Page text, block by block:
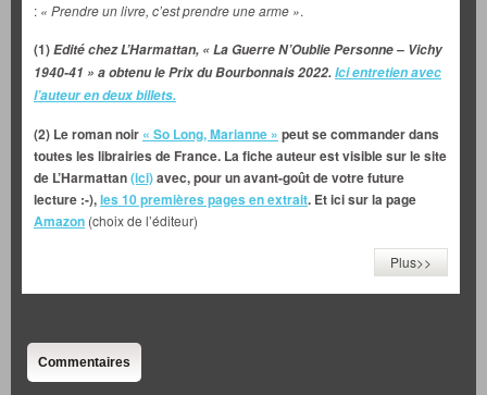
: « Prendre un livre, c’est prendre une arme ».
(1)Edité chez L’Harmattan, « La Guerre N’Oublie Personne – Vichy
1940-41 » a obtenu le Prix du Bourbonnais 2022.Ici entretien avec
l’auteur en deux billets.
(2) Le roman noir « So Long, Marianne » peut se commander dans
toutes les librairies de France. La fiche auteur est visible sur le site
de L’Harmattan(ici)avec, pour un avant-goût de votre future
lecture :-),les 10 premières pages en extrait. Et ici sur la page
Amazon (choix de l’éditeur)
Plus>>
Commentaires